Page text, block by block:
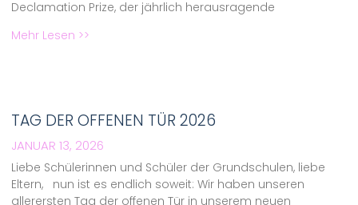
Declamation Prize, der jährlich herausragende
Mehr Lesen >>
TAG DER OFFENEN TÜR 2026
JANUAR 13, 2026
Liebe Schülerinnen und Schüler der Grundschulen, liebe
Eltern, nun ist es endlich soweit: Wir haben unseren
allerersten Tag der offenen Tür in unserem neuen